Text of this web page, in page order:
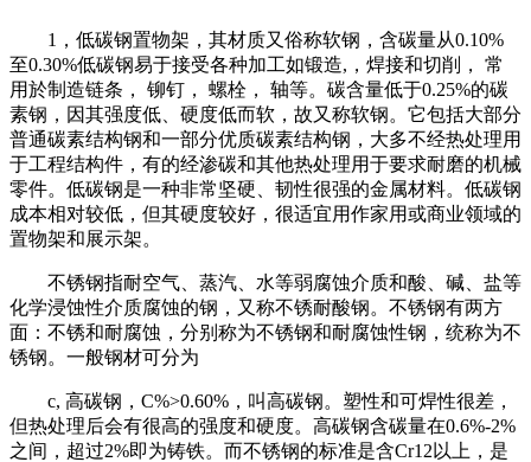
1，低碳钢置物架，其材质又俗称软钢，含碳量从0.10%
至0.30%低碳钢易于接受各种加工如锻造,，焊接和切削， 常
用於制造链条， 铆钉， 螺栓， 轴等。碳含量低于0.25%的碳
素钢，因其强度低、硬度低而软，故又称软钢。它包括大部分
普通碳素结构钢和一部分优质碳素结构钢，大多不经热处理用
于工程结构件，有的经渗碳和其他热处理用于要求耐磨的机械
零件。低碳钢是一种非常坚硬、韧性很强的金属材料。低碳钢
成本相对较低，但其硬度较好，很适宜用作家用或商业领域的
置物架和展示架。
不锈钢指耐空气、蒸汽、水等弱腐蚀介质和酸、碱、盐等
化学浸蚀性介质腐蚀的钢，又称不锈耐酸钢。不锈钢有两方
面：不锈和耐腐蚀，分别称为不锈钢和耐腐蚀性钢，统称为不
锈钢。一般钢材可分为
c, 高碳钢，C%>0.60%，叫高碳钢。塑性和可焊性很差，
但热处理后会有很高的强度和硬度。高碳钢含碳量在0.6%-2%
之间，超过2%即为铸铁。而不锈钢的标准是含Cr12以上，是